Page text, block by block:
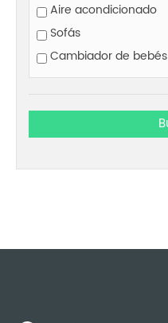
Aire acondicionado
Sofás
Cambiador de bebés